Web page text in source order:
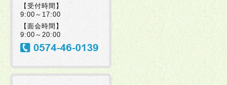
【受付時間】
9:00～17:00
【面会時間】
9:00～20:00